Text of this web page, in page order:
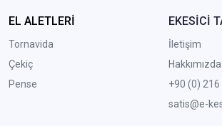
EL ALETLERİ
Tornavida
Çekiç
Pense
EKESİCİ
İletişim
Hakkımızda
+90 (0)
satis@e-